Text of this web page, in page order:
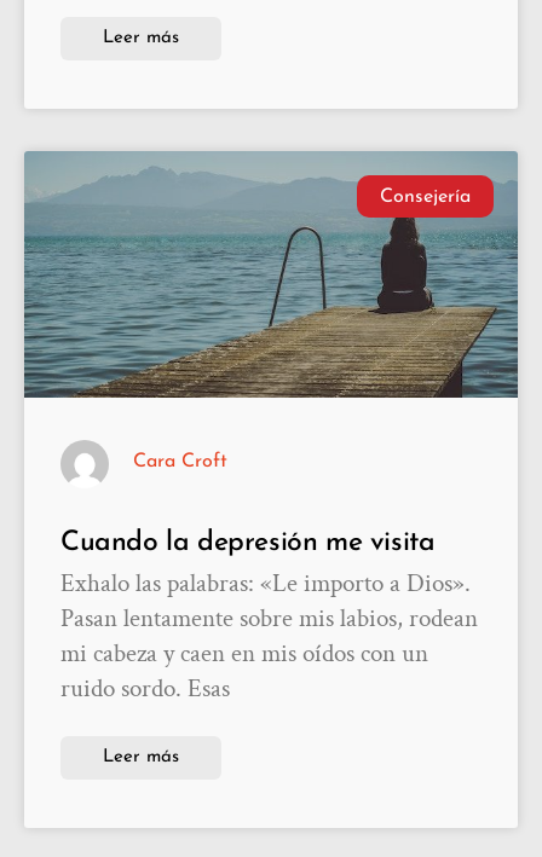
Leer más
Consejería
Cuando la depresión me visita
Exhalo las palabras: «Le importo a Dios».
Pasan lentamente sobre mis labios, rodean
mi cabeza y caen en mis oídos con un
ruido sordo. Esas
Leer más
Cara Croft